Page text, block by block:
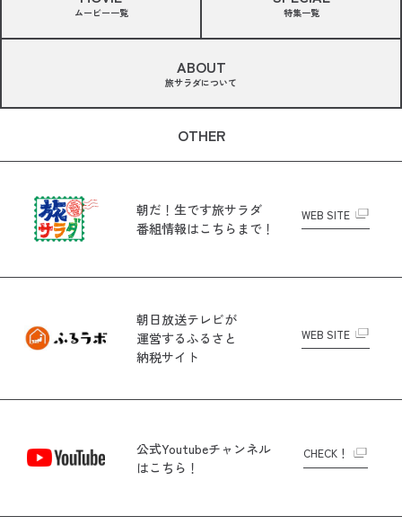
ムービー一覧 特集一覧
ABOUT
旅サラダについて
OTHER
朝だ！生です旅サラダ
番組情報はこちらまで！
WEB SITE
朝日放送テレビが
運営するふるさと
納税サイト
WEB SITE
公式Youtubeチャンネル
はこちら！
CHECK！